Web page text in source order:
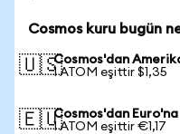
Cosmos kuru bugün
🇺🇸Cosmos'dan
1 ATOM eşittir $1,35
🇪🇺Cosmos'dan Euro'na
1 ATOM eşittir €1,17